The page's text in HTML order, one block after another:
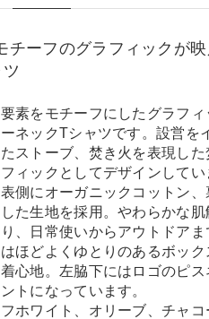
チーフのグラフィックが
素をモチーフにしたグラフ
ーネックTシャツです。設営を
ストーブ、焚き火を表現し
ィックとしてデザインしてい
側にオーガニックコットン
た生地を採用。やわらかな
、日常使いからアウトドアま
ほどよくゆとりのあるボッ
心地。左脇下にはロゴのピ
トになっています。
ホワイト、オリーブ、チャ